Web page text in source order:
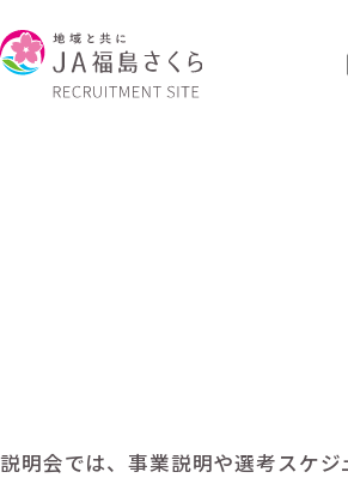
説明会では、事業説明や選考スケジ